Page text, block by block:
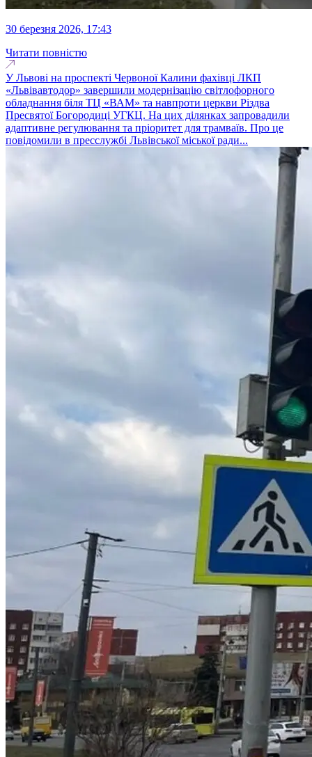
30 березня 2026, 17:43
Читати повністю
У Львові на проспекті Червоної Калини фахівці ЛКП
«Львівавтодор» завершили модернізацію світлофорного
обладнання біля ТЦ «ВАМ» та навпроти церкви Різдва
Пресвятої Богородиці УГКЦ. На цих ділянках запровадили
адаптивне регулювання та пріоритет для трамваїв. Про це
повідомили в пресслужбі Львівської міської ради...